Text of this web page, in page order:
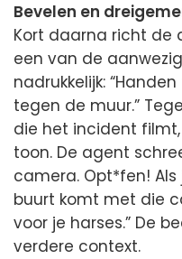
Bevelen en
Kort daarna richt de
een van de
nadrukkelijk:
tegen de muur.”
die het incident
toon. De agent
camera. Opt*fen!
buurt komt met die
voor je harses.” De
verdere context.